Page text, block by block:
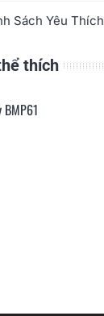
Sách Yêu Thích
thích
BMP91